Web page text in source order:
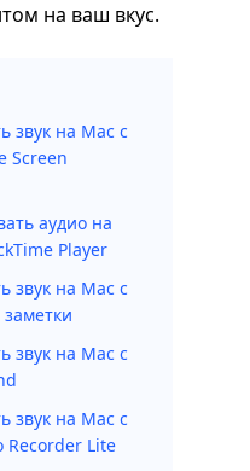
на ваш вкус.
звук на Mac с
Screen
аудио на
Player
звук на Mac с
звук на Mac с
звук на Mac с
Lite